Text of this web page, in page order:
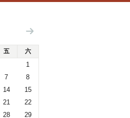
五 六
1
7
8
14
15
21
22
28 29